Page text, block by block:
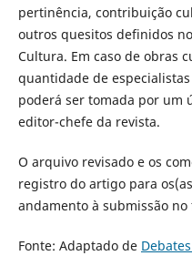
pertinência, contribuição
outros quesitos definidos
Cultura. Em caso de obras
quantidade de
poderá ser tomada por um
editor-chefe da revista.
O arquivo revisado e os
registro do artigo para
andamento à submissão
Fonte: Adaptado de